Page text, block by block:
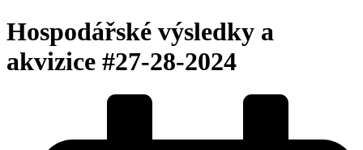
Hospodářské výsledky a
akvizice #27-28-2024